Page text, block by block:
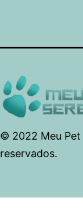
© 2022 Meu Pet
reservados.